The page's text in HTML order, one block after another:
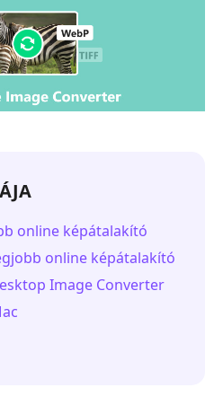
online képátalakító
online képátalakító
Image Converter